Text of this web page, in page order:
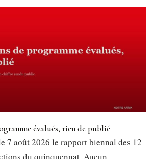
évalués, rien de publié
7 août 2026 le rapport biennal des 12
du quinquennat. Aucun